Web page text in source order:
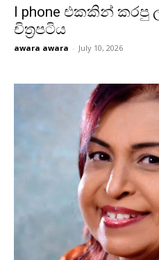
I phone එකකින් කරපු
චිත්‍රපටිය
awara awara - July 10, 2026